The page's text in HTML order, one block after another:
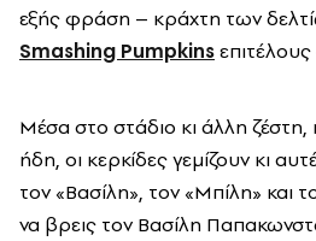
εξής φράση – κράχτη των
Smashing Pumpkins
Μέσα στο στάδιο κι άλλη
ήδη, οι κερκίδες γεμίζουν κι
τον «Βασίλη», τον «Μπίλη» και
να βρεις τον Βασίλη